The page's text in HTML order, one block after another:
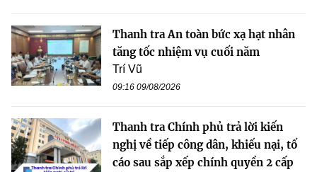
Thanh tra An toàn bức xạ hạt nhân
tăng tốc nhiệm vụ cuối năm
Trí Vũ
09:16 09/08/2026
Thanh tra Chính phủ trả lời kiến
nghị về tiếp công dân, khiếu nại, tố
cáo sau sắp xếp chính quyền 2 cấp